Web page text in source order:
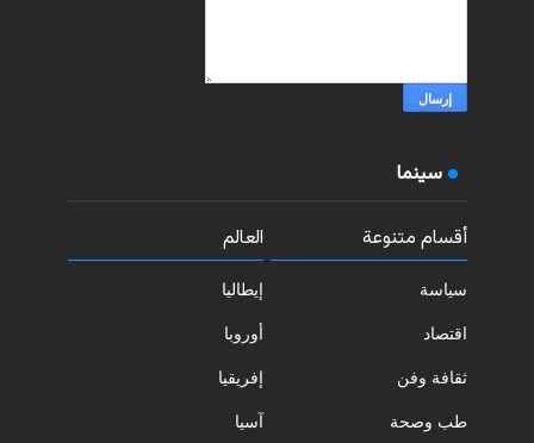
سينما
أقسام متنوعة
سياسة
اقتصاد
ثقافة وفن
طب وصحة
العالم
إيطاليا
أوروبا
إفريقيا
آسيا